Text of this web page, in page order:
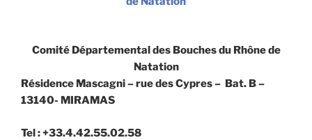
Comité Départemental des Bouches du Rhône de
Natation
Résidence Mascagni – rue des Cypres – Bat. B –
13140- MIRAMAS
Tel : +33.4.42.55.02.58